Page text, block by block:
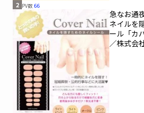
2 PV数 66
急なお通
ネイルを
ール「カ
／株式会